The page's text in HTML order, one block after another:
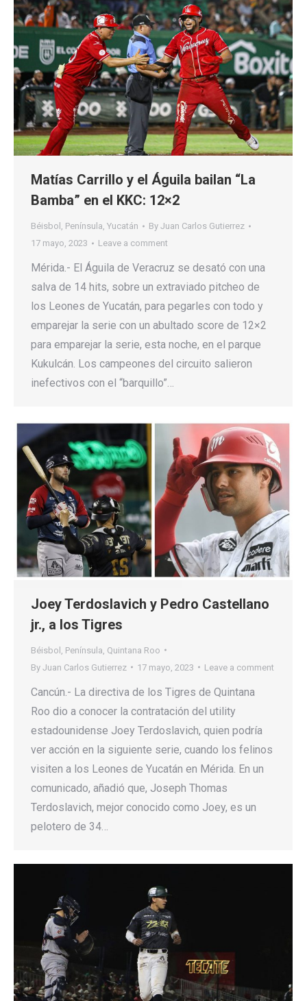
Matías Carrillo y el Águila bailan “La
Bamba” en el KKC: 12×2
Béisbol , Península, Yucatán By Juan Carlos Gutierrez
17 mayo, 2023
Leave a comment
Mérida.- El Águila de Veracruz se desató con una
salva de 14 hits, sobre un extraviado pitcheo de
los Leones de Yucatán, para pegarles con todo y
emparejar la serie con un abultado score de 12×2
para emparejar la serie, esta noche, en el parque
Kukulcán. Los campeones del circuito salieron
inefectivos con el “barquillo”…
Joey Terdoslavich y Pedro Castellano
jr., a los Tigres
Béisbol Península Quintana Roo
By Juan Carlos Gutierrez 17 mayo, 2023 Leave a comment
Cancún.- La directiva de los Tigres de Quintana
Roo dio a conocer la contratación del utility
estadounidense Joey Terdoslavich, quien podría
ver acción en la siguiente serie, cuando los felinos
visiten a los Leones de Yucatán en Mérida. En un
comunicado, añadió que, Joseph Thomas
Terdoslavich, mejor conocido como Joey, es un
pelotero de 34…